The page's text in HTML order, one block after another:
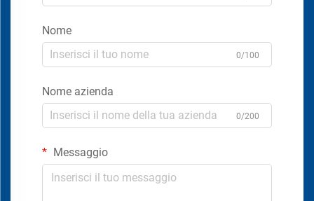
Nome
0/100
Nome azienda
0/200
Messaggio